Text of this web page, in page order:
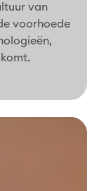
van
voorhoede